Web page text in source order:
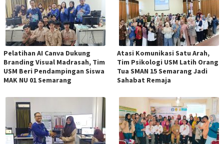
Pelatihan AI Canva Dukung
Branding Visual Madrasah, Tim
USM Beri Pendampingan Siswa
MAK NU 01 Semarang
Atasi Komunikasi Satu Arah,
Tim Psikologi USM Latih Orang
Tua SMAN 15 Semarang Jadi
Sahabat Remaja